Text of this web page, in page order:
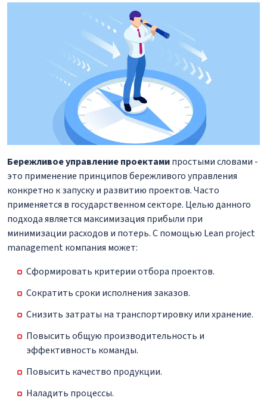
Бережливое управление проектамипростыми словами -
это применение принципов бережливого управления
конкретно к запуску и развитию проектов. Часто
применяется в государственном секторе. Целью данного
подхода является максимизация прибыли при
минимизации расходов и потерь. С помощью Lean project
management компания может:
Сформировать критерии отбора проектов.
Сократить сроки исполнения заказов.
Снизить затраты на транспортировку или хранение.
Повысить общую производительность и
эффективность команды.
Повысить качество продукции.
Наладить процессы.